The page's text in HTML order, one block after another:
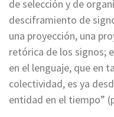
de selección y de
desciframiento de
una proyección, una
retórica de los signos;
en el lenguaje, que en
colectividad, es ya
entidad en el tiempo”